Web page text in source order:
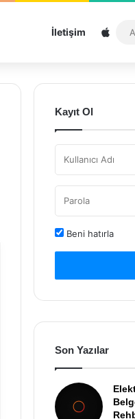
İletişim
Kayıt Ol
Beni hatırla
Son Yazılar